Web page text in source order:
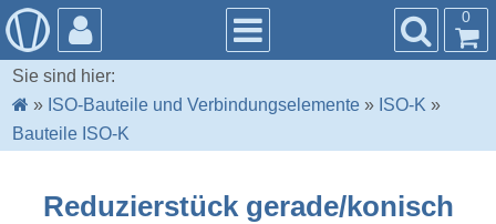
0
Sie sind hier:
» ISO-Bauteile und Verbindungselemente » ISO-K »
Bauteile ISO-K
Reduzierstück gerade/konisch